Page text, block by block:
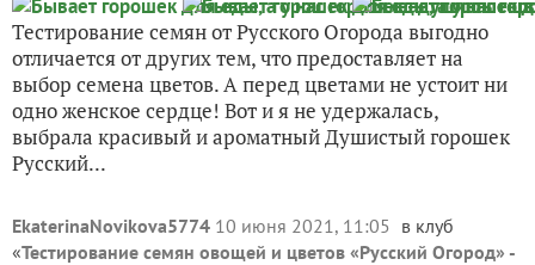
Тестирование семян от Русского Огорода выгодно
отличается от других тем, что предоставляет на
выбор семена цветов. А перед цветами не устоит ни
одно женское сердце! Вот и я не удержалась,
выбрала красивый и ароматный Душистый горошек
Русский...
EkaterinaNovikova5774 10 июня 2021, 11:05 в клуб
«Тестирование семян овощей и цветов «Русский Огород» -